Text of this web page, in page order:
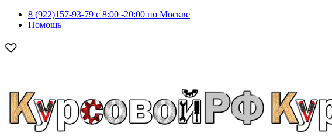
8 (922)157-93-79 c 8:00 -20:00 по Москве
Помощь